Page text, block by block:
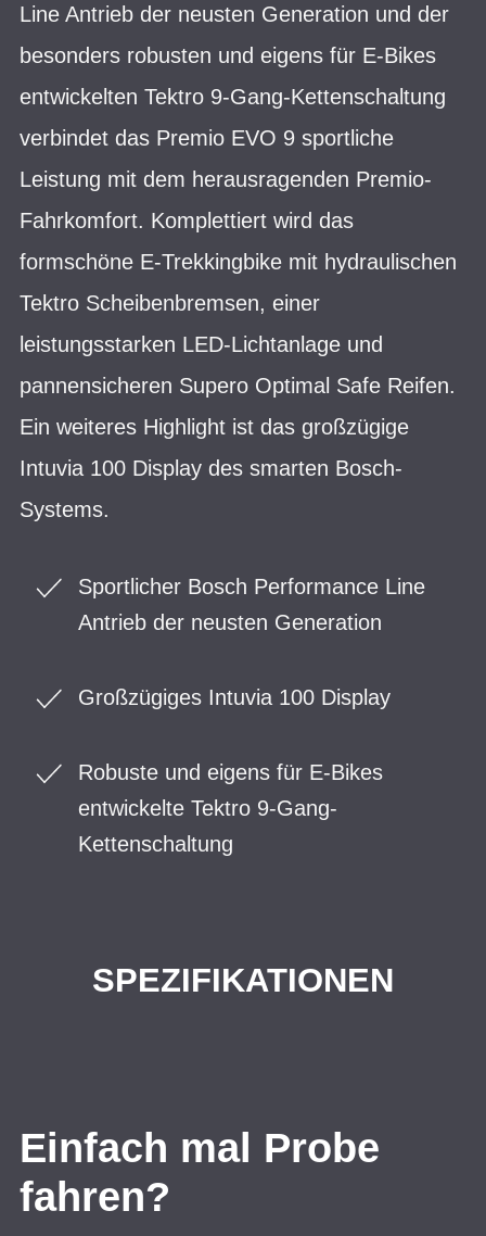
Line Antrieb der neusten Generation und der
besonders robusten und eigens für E-Bikes
entwickelten Tektro 9-Gang-Kettenschaltung
verbindet das Premio EVO 9 sportliche
Leistung mit dem herausragenden Premio-
Fahrkomfort. Komplettiert wird das
formschöne E-Trekkingbike mit hydraulischen
Tektro Scheibenbremsen, einer
leistungsstarken LED-Lichtanlage und
pannensicheren Supero Optimal Safe Reifen.
Ein weiteres Highlight ist das großzügige
Intuvia 100 Display des smarten Bosch-
Systems.
Sportlicher Bosch Performance Line
Antrieb der neusten Generation
Großzügiges Intuvia 100 Display
Robuste und eigens für E-Bikes
entwickelte Tektro 9-Gang-
Kettenschaltung
SPEZIFIKATIONEN
Einfach mal Probe
fahren?